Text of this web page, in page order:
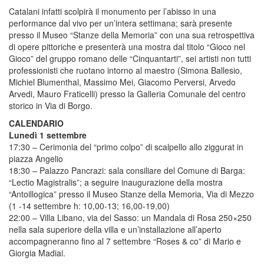
Catalani infatti scolpirà il monumento per l’abisso in una
performance dal vivo per un’intera settimana; sarà presente
presso il Museo “Stanze della Memoria” con una sua retrospettiva
di opere pittoriche e presenterà una mostra dal titolo “Gioco nel
Gioco” del gruppo romano delle “Cinquantarti”, sei artisti non tutti
professionisti che ruotano intorno al maestro (Simona Ballesio,
Michiel Blumenthal, Massimo Mei, Giacomo Perversi, Arvedo
Arvedi, Mauro Fraticelli) presso la Galleria Comunale del centro
storico in Via di Borgo.
CALENDARIO
Lunedì 1 settembre
17:30 – Cerimonia del “primo colpo” di scalpello allo ziggurat in
piazza Angelio
18:30 – Palazzo Pancrazi: sala consiliare del Comune di Barga:
“Lectio Magistralis”; a seguire inaugurazione della mostra
“Antoillogica” presso il Museo Stanze della Memoria, Via di Mezzo
(1 -14 settembre h: 10,00-13; 16,00-19,00)
22:00 – Villa Libano, via del Sasso: un Mandala di Rosa 250×250
nella sala superiore della villa e un’installazione all’aperto
accompagneranno fino al 7 settembre “Roses & co” di Mario e
Giorgia Madiai.